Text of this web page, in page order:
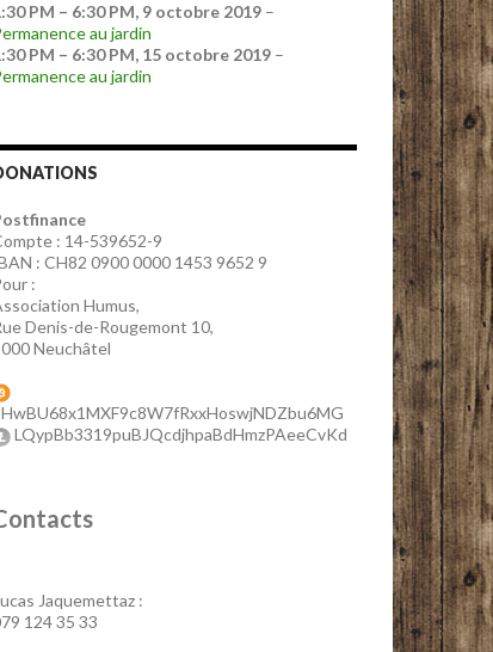
PM – 6:30 PM, 9 octobre 2019 –
au jardin
PM – 6:30 PM, 15 octobre 2019 –
au jardin
: 14-539652-9
: CH82 0900 0000 1453 9652 9
:
Humus,
Denis-de-Rougemont 10,
Neuchâtel
LQypBb3319puBJQcdjhpaBdHmzPAeeCvKd
Jaquemettaz :
124 35 33